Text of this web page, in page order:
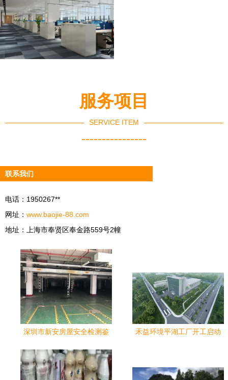
服务项目
SERVICE ITEM
----------------
联系我们
电话：1950267**
网址： www.baojie-88.com
地址：上海市奉贤区奉金路559号2幢
深圳市新安房屋安全检测鉴
境工程视角下的合规路径
禾益环境平湖工厂开工启动